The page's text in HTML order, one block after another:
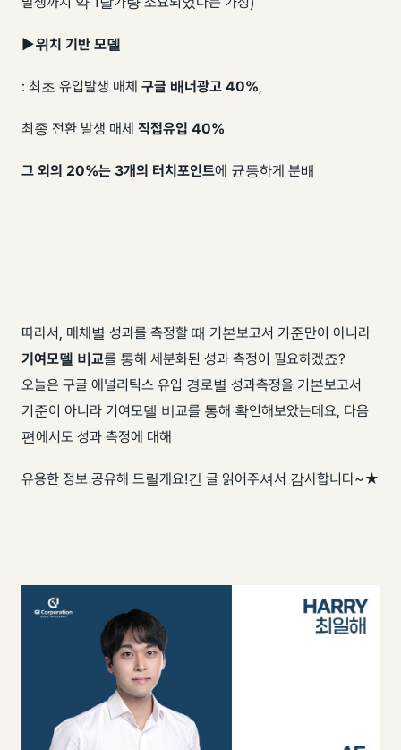
▶위치 기반 모델
: 최초 유입발생 매체 구글 배너광고 40%,
최종 전환 발생 매체 직접유입 40%
그 외의 20%는 3개의 터치포인트에 균등하게 분배
따라서, 매체별 성과를 측정할 때 기본보고서 기준만이 아니라
기여모델 비교를 통해 세분화된 성과 측정이 필요하겠죠? ​
오늘은 구글 애널리틱스 유입 경로별 성과측정을 기본보고서
기준이 아니라 기여모델 비교를 통해 확인해보았는데요, 다음
편에서도 성과 측정에 대해
유용한 정보 공유해 드릴게요! ​ 긴 글 읽어주셔서 감사합니다~★